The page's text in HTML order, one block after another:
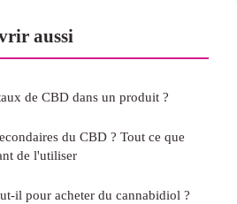
aussi
de CBD dans un produit ?
du CBD ? Tout ce que
de l'utiliser
il pour acheter du cannabidiol ?